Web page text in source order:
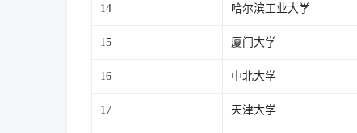
14 哈尔滨工业大学
15 厦门大学
16 中北大学
17 天津大学